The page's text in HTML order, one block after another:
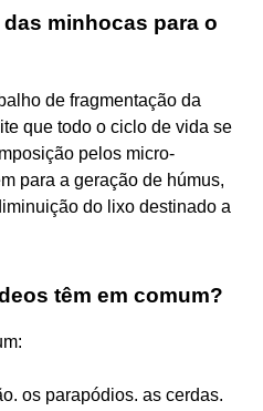
minhocas para o
de fragmentação da
que todo o ciclo de vida se
pelos micro-
para a geração de húmus,
do lixo destinado a
têm em comum?
os parapódios. as cerdas.